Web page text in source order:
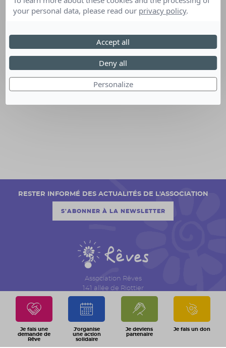
Je fais une
demande de
Rêve
J'organise
une action
solidaire
Je deviens
partenaire
Je fais un don
Association Rêves
141 allée de Riottier
CS 7007 – Limas
69651 Villefranche sur Saône Cedex
04 74 06 30 00
RESTER INFORMÉ DES ACTUALITÉS DE L'ASSOCIATION
S'ABONNER À LA NEWSLETTER
your personal data, please read our privacy policy.
Personalize
Deny all
Accept all